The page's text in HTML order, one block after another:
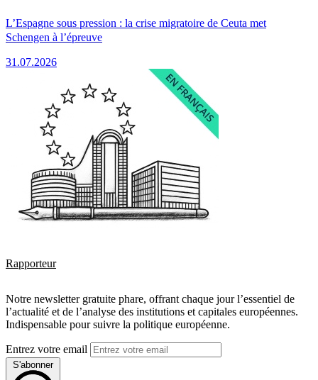
L’Espagne sous pression : la crise migratoire de Ceuta met
Schengen à l’épreuve
31.07.2026
Rapporteur
Notre newsletter gratuite phare, offrant chaque jour l’essentiel de
l’actualité et de l’analyse des institutions et capitales européennes.
Indispensable pour suivre la politique européenne.
Entrez votre email
S'abonner